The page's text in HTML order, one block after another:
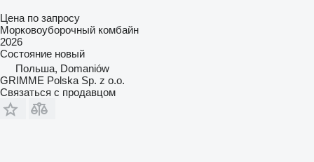
Цена по запросу
Морковоуборочный комбайн
2026
Состояние новый
Польша, Domaniów
GRIMME Polska Sp. z o.o.
Связаться с продавцом